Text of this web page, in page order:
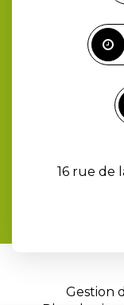
16 rue de
Gestion